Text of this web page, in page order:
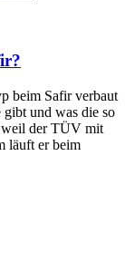
beim Safir verbaut
und was die so
weil der TÜV mit
läuft er beim